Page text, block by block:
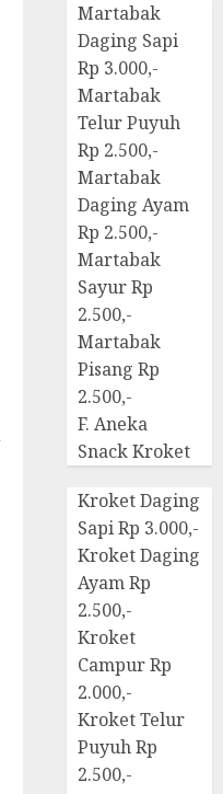
Martabak
Daging Sapi
Rp 3.000,-
Martabak
Telur Puyuh
Rp 2.500,-
Martabak
Daging Ayam
Rp 2.500,-
Martabak
Sayur Rp
2.500,-
Martabak
Pisang Rp
2.500,-
F. Aneka
Snack Kroket
Kroket Daging
Sapi Rp 3.000,-
Kroket Daging
Ayam Rp
2.500,-
Kroket
Campur Rp
2.000,-
Kroket Telur
Puyuh Rp
2.500,-